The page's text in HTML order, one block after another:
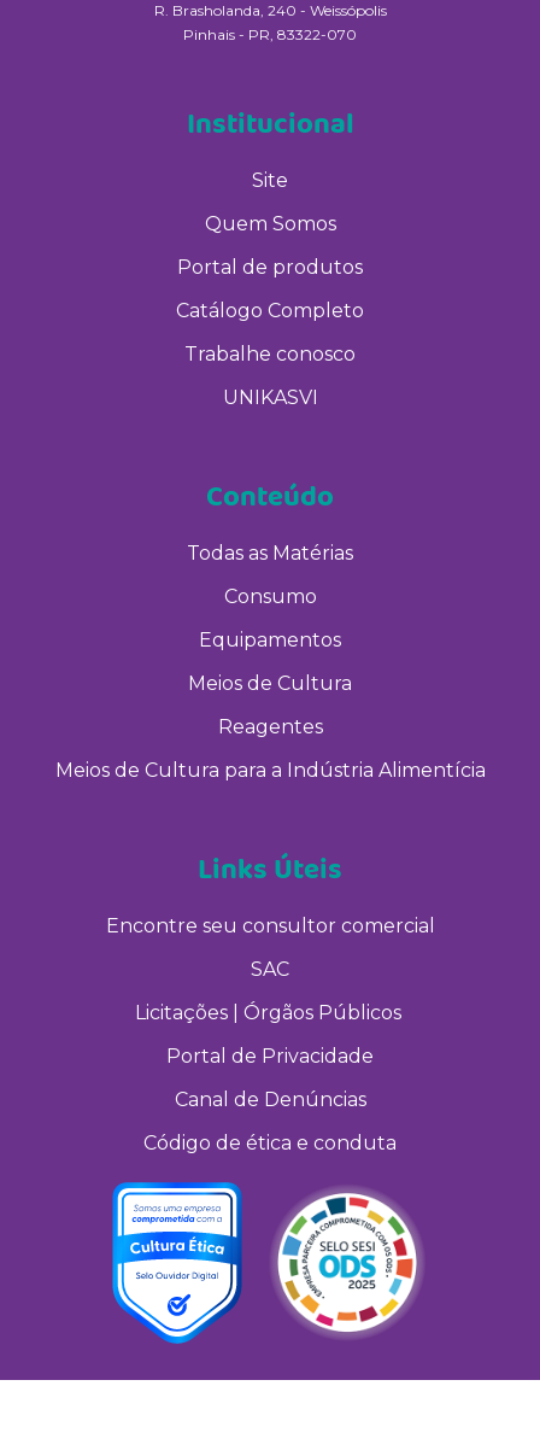
R. Brasholanda, 240 - Weissópolis
Pinhais - PR, 83322-070
Institucional
Site
Quem Somos
Portal de produtos
Catálogo Completo
Trabalhe conosco
UNIKASVI
Conteúdo
Todas as Matérias
Consumo
Equipamentos
Meios de Cultura
Reagentes
Meios de Cultura para a Indústria Alimentícia
Links Úteis
Encontre seu consultor comercial
SAC
Licitações | Órgãos Públicos
Portal de Privacidade
Canal de Denúncias
Código de ética e conduta